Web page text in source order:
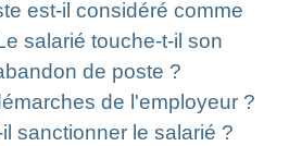
est-il considéré comme
salarié touche-t-il son
de poste ?
de l'employeur ?
sanctionner le salarié ?